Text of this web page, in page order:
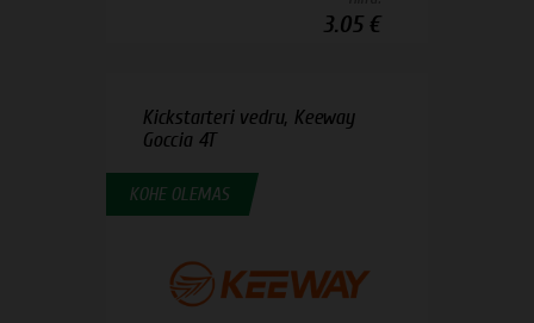
3.05 €
Kickstarteri vedru, Keeway
Goccia 4T
KOHE OLEMAS